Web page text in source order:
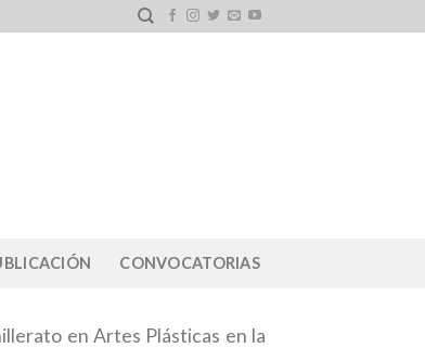
CONVOCATORIAS
en Artes Plásticas en la